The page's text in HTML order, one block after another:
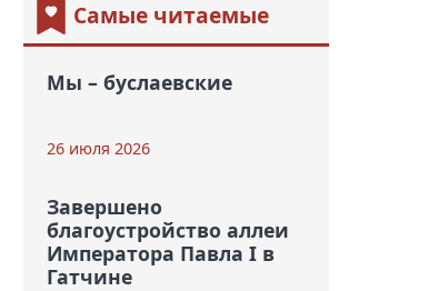
Самые читаемые
Мы – буслаевские
26 июля 2026
Завершено
благоустройство аллеи
Императора Павла I в
Гатчине